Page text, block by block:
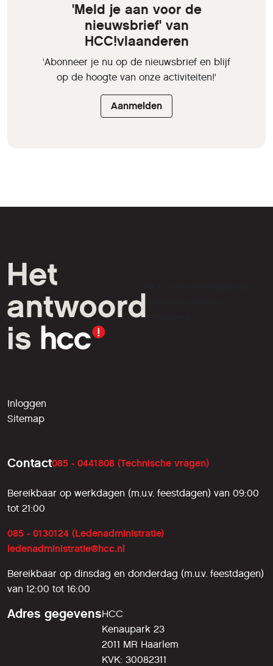
'Meld je aan voor de
nieuwsbrief' van
HCC!vlaanderen
'Abonneer je nu op de nieuwsbrief en blijf
op de hoogte van onze activiteiten!'
Aanmelden
liefhebbers.
Inloggen
Sitemap
Contact085 - 0441808 (Technische vragen)
Bereikbaar op werkdagen (m.u.v. feestdagen) van 09:00
tot 21:00
085 - 0130124 (Ledenadministratie)
ledenadministratie@hcc.nl
Bereikbaar op dinsdag en donderdag (m.u.v. feestdagen)
van 12:00 tot 16:00
Adres gegevensHCC
Kenaupark 23
2011 MR Haarlem
KVK: 30082311